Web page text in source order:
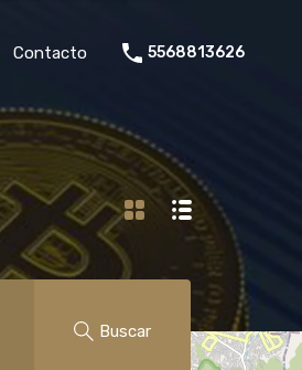
Contacto 5568813626
Contacto 5568813626
Buscar